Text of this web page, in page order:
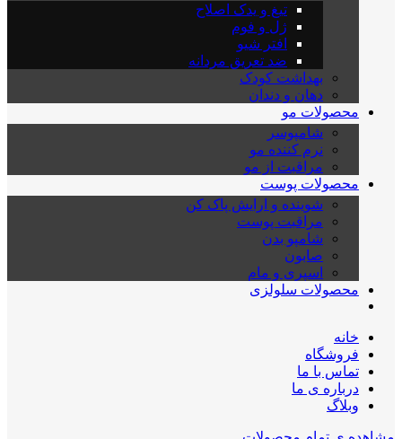
تیغ و یدک اصلاح
ژل و فوم
افتر شیو
ضد تعریق مردانه
بهداشت کودک
دهان و دندان
محصولات مو
شامپوسر
نرم کننده مو
مراقبت از مو
محصولات پوست
شوینده و ارایش پاک کن
مراقبت پوست
شامپو بدن
صابون
اسپری و مام
محصولات سلولزی
خانه
فروشگاه
تماس با ما
درباره ی ما
وبلاگ